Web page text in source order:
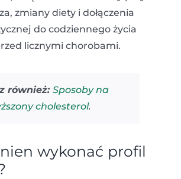
zmiany diety i dołączenia
do codziennego życia
licznymi chorobami.
również: Sposoby na
cholesterol.
wykonać profil